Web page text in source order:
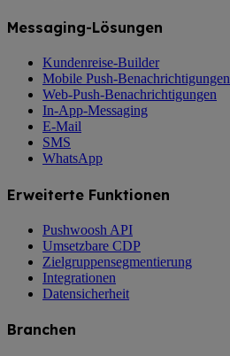
Messaging-Lösungen
Kundenreise-Builder
Mobile Push-Benachrichtigungen
Web-Push-Benachrichtigungen
In-App-Messaging
E-Mail
SMS
WhatsApp
Erweiterte Funktionen
Pushwoosh API
Umsetzbare CDP
Zielgruppensegmentierung
Integrationen
Datensicherheit
Branchen